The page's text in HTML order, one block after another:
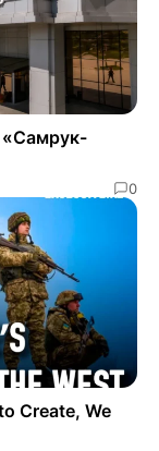
«Самрук-
0
Create, We